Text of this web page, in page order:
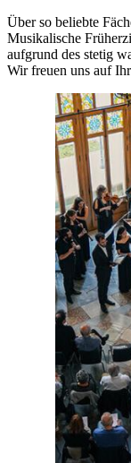
Über so beliebte
Musikalische
aufgrund des stetig
Wir freuen uns auf